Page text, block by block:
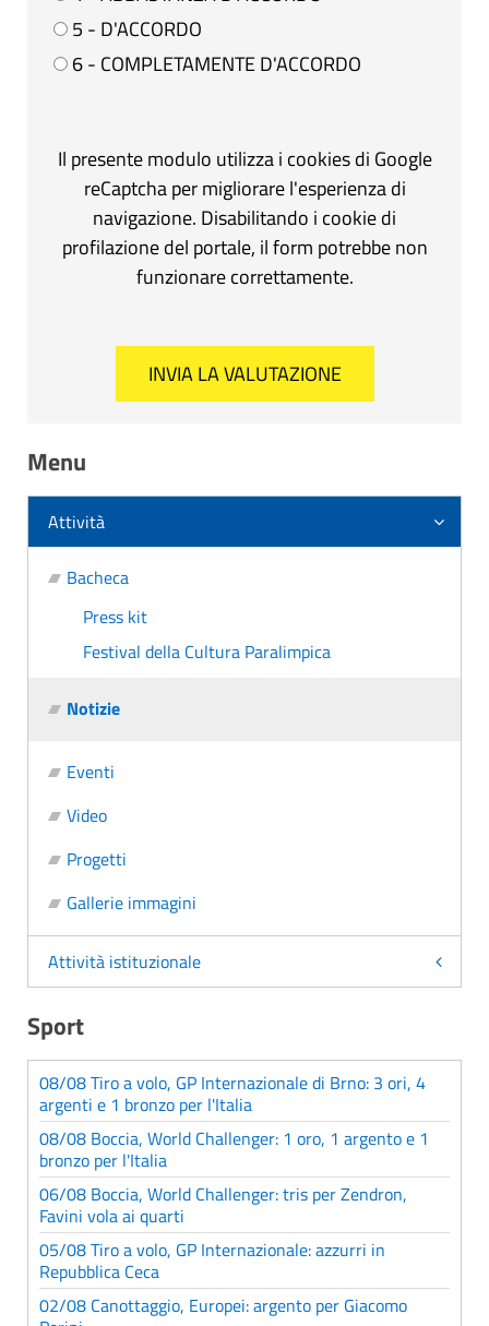
5 - D'ACCORDO
6 - COMPLETAMENTE D'ACCORDO
Il presente modulo utilizza i cookies di Google
reCaptcha per migliorare l'esperienza di
navigazione. Disabilitando i cookie di
profilazione del portale, il form potrebbe non
funzionare correttamente.
Menu
Attività
Bacheca
Press kit
Festival della Cultura Paralimpica
Notizie
Eventi
Video
Progetti
Gallerie immagini
Attività istituzionale
Sport
08/08 Tiro a volo, GP Internazionale di Brno: 3 ori, 4
argenti e 1 bronzo per l'Italia
08/08 Boccia, World Challenger: 1 oro, 1 argento e 1
bronzo per l'Italia
06/08 Boccia, World Challenger: tris per Zendron,
Favini vola ai quarti
05/08 Tiro a volo, GP Internazionale: azzurri in
Repubblica Ceca
02/08 Canottaggio, Europei: argento per Giacomo